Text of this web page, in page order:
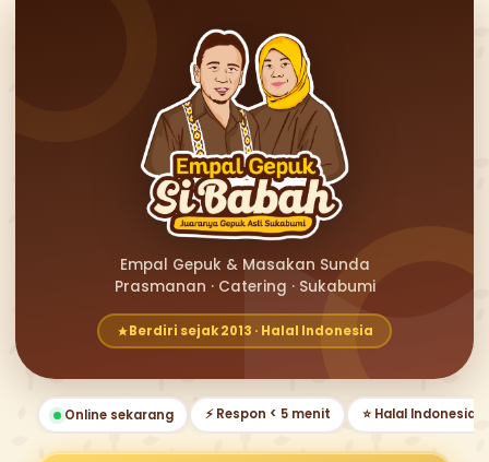
Empal Gepuk & Masakan Sunda
Prasmanan · Catering · Sukabumi
Berdiri sejak 2013 · Halal Indonesia
Online sekarang ⚡ Respon < 5 menit ⭐ Halal Indonesia